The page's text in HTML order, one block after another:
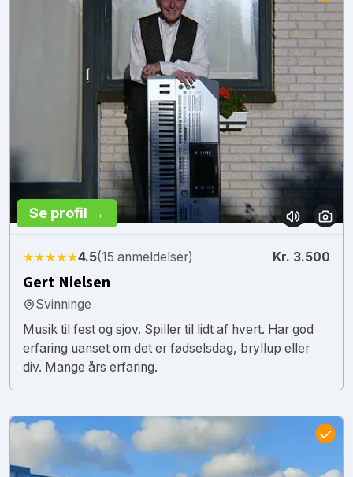
Se profil →
★★★★★4.5(15 anmeldelser) Kr. 3.500
Gert Nielsen
Svinninge
Musik til fest og sjov. Spiller til lidt af hvert. Har god
erfaring uanset om det er fødselsdag, bryllup eller
div. Mange års erfaring.